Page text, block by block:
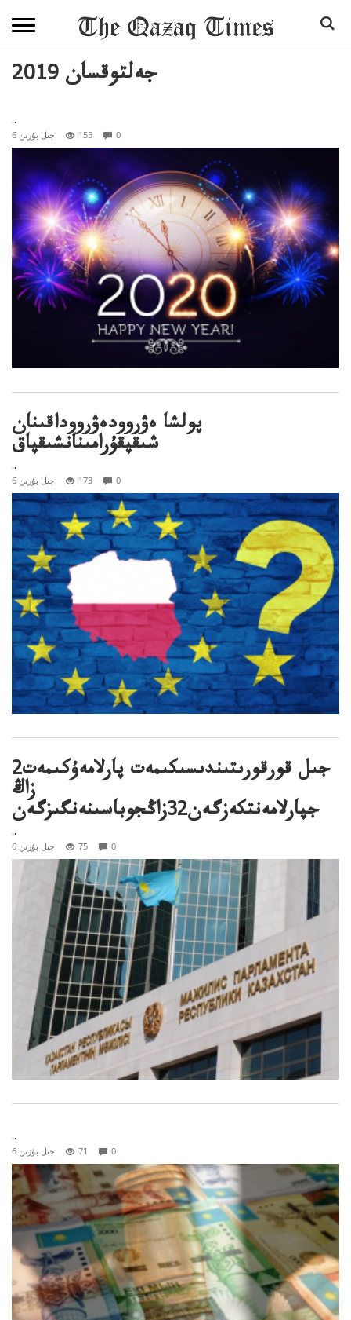
2019 جەلتوقسان
..
6 جىل بۇرىن 155 0
پولشا ەۋروودەۋرووداقىنان
شىقپقۇرامىنانشىقپاق
..
6 جىل بۇرىن 173 0
جىل قورقورىتىندىسىكىمەت پارلامەۇكىمەت2
زاڭ
جپارلامەنتكەزگەن32زاڭجوباسىنەنگىزگەن
..
6 جىل بۇرىن 75 0
..
6 جىل بۇرىن 71 0